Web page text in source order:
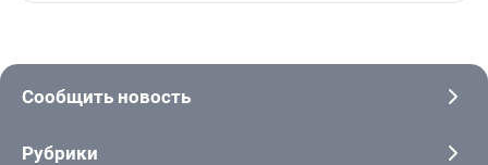
Сообщить новость
Рубрики